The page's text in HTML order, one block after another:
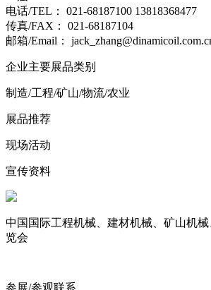
电话/TEL： 021-68187100 13818368477
传真/FAX： 021-68187104
邮箱/Email：
企业主要展品类别
制造/工程/矿山/物流/农业
展品推荐
现场活动
宣传资料
中国国际工程机械、建材机械、矿山机
览会
参展/参观联系